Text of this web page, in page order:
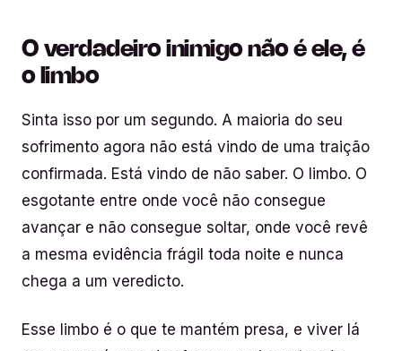
O verdadeiro inimigo não é ele, é
o limbo
Sinta isso por um segundo. A maioria do seu
sofrimento agora não está vindo de uma traição
confirmada. Está vindo de não saber. O limbo. O
esgotante entre onde você não consegue
avançar e não consegue soltar, onde você revê
a mesma evidência frágil toda noite e nunca
chega a um veredicto.
Esse limbo é o que te mantém presa, e viver lá